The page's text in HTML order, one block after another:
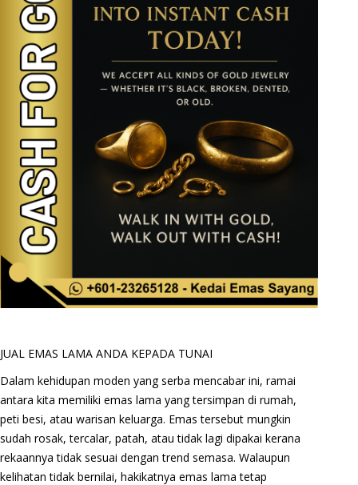
JUAL EMAS LAMA ANDA KEPADA TUNAI
Dalam kehidupan moden yang serba mencabar ini, ramai
antara kita memiliki emas lama yang tersimpan di rumah,
peti besi, atau warisan keluarga. Emas tersebut mungkin
sudah rosak, tercalar, patah, atau tidak lagi dipakai kerana
rekaannya tidak sesuai dengan trend semasa. Walaupun
kelihatan tidak bernilai, hakikatnya emas lama tetap